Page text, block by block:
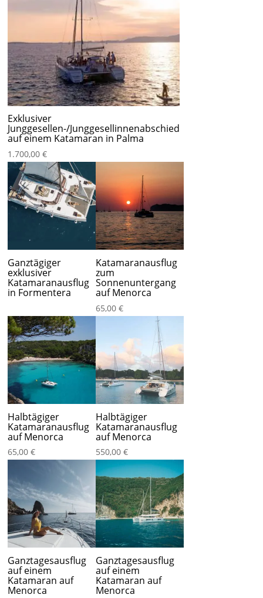
Exklusiver
Junggesellen-/Junggesellinnenabschied
auf einem Katamaran in Palma
1.700,00€
Ganztägiger
exklusiver
Katamaranausflug
in Formentera
Katamaranausflug
zum
Sonnenuntergang
auf Menorca
65,00€
Halbtägiger
Katamaranausflug
auf Menorca
65,00€
Halbtägiger
Katamaranausflug
auf Menorca
550,00€
Ganztagesausflug
auf einem
Katamaran auf
Menorca
Ganztagesausflug
auf einem
Katamaran auf
Menorca